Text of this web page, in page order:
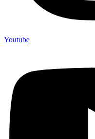
Youtube